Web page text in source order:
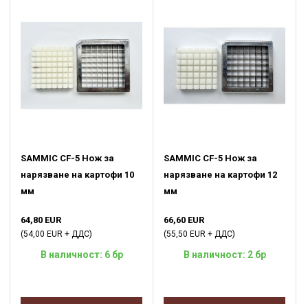
SAMMIC CF-5 Нож за
нарязване на картофи 10
мм
64,80 EUR
(54,00 EUR + ДДС)
В наличност: 6 бр
SAMMIC CF-5 Нож за
нарязване на картофи 12
мм
66,60 EUR
(55,50 EUR + ДДС)
В наличност: 2 бр